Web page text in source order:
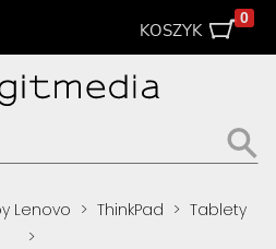
KOSZYK
0
Lenovo > ThinkPad > Tablety
>